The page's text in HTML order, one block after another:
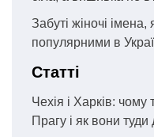
Забуті жіночі імена,
популярними в
Статті
Чехія і Харків: чому
Прагу і як вони туди